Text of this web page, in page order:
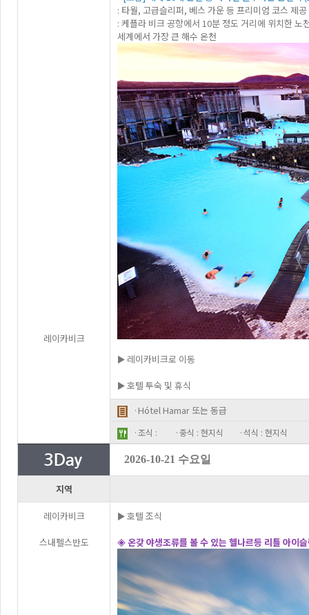
레이카비크
: 타월, 고급슬리퍼, 베스 가운 등 프리미엄 코스 제공
: 케플라 비크 공항에서 10분 정도 거리에 위치한
세계에서 가장 큰 해수 온천
► 레이카비크로 이동
► 호텔 투숙 및 휴식
·Hótel Hamar 또는 동급
·조식 : ·중식 : 현지식 ·석식 : 현지식
2026-10-21 수요일
지역
레이카비크
스내펠스반도
► 호텔 조식
◈ 온갖 야생조류를 볼 수 있는 헬나르등 리틀 아이